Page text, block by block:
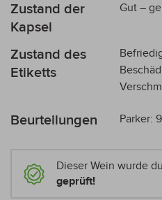
Zustand der
Kapsel
Gut –
Zustand des
Etiketts
Beurteilungen Parker:
Dieser Wein wurde
geprüft!